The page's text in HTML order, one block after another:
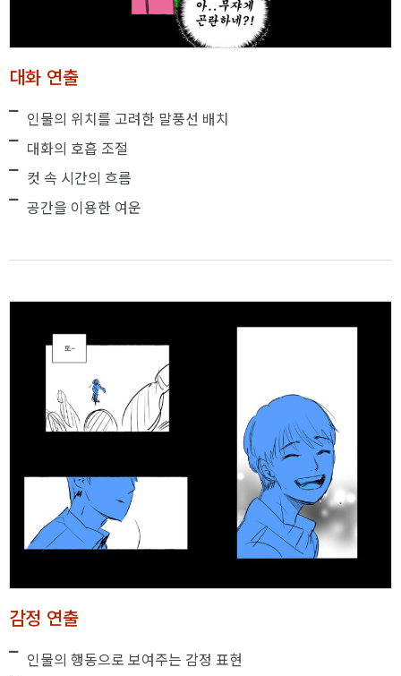
대화 연출
인물의 위치를 고려한 말풍선 배치
대화의 호흡 조절
컷 속 시간의 흐름
공간을 이용한 여운
감정 연출
인물의 행동으로 보여주는 감정 표현